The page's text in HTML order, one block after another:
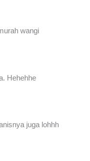
Hehehhe
juga lohhh